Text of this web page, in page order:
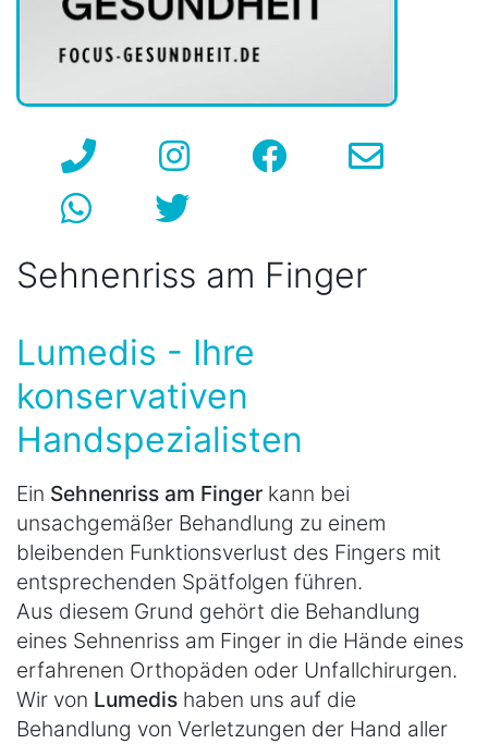
Sehnenriss am Finger
Lumedis - Ihre
konservativen
Handspezialisten
Ein Sehnenriss am Finger kann bei
unsachgemäßer Behandlung zu einem
bleibenden Funktionsverlust des Fingers mit
entsprechenden Spätfolgen führen.
Aus diesem Grund gehört die Behandlung
eines Sehnenriss am Finger in die Hände eines
erfahrenen Orthopäden oder Unfallchirurgen.
Wir von Lumedis haben uns auf die
Behandlung von Verletzungen der Hand aller